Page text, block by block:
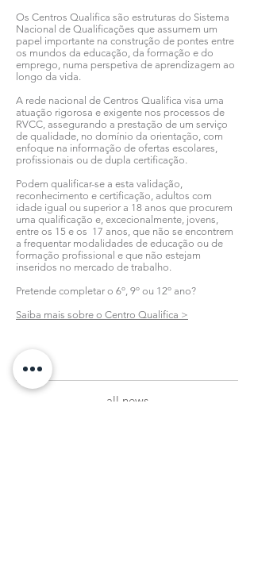
Os Centros Qualifica são estruturas do Sistema
Nacional de Qualificações que assumem um
papel importante na construção de pontes entre
os mundos da educação, da formação e do
emprego, numa perspetiva de aprendizagem ao
longo da vida.
A rede nacional de Centros Qualifica visa uma
atuação rigorosa e exigente nos processos de
RVCC, assegurando a prestação de um serviço
de qualidade, no domínio da orientação, com
enfoque na informação de ofertas escolares,
profissionais ou de dupla certificação.
Podem qualificar-se a esta validação,
reconhecimento e certificação, adultos com
idade igual ou superior a 18 anos que procurem
uma qualificação e, excecionalmente, jovens,
entre os 15 e os 17 anos, que não se encontrem
a frequentar modalidades de educação ou de
formação profissional e que não estejam
inseridos no mercado de trabalho.
Pretende completar o 6º, 9º ou 12º ano?
Saiba mais sobre o Centro Qualifica >
all news